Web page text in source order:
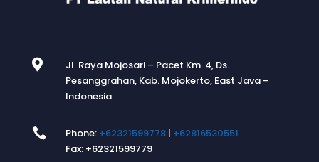

Jl. Raya Mojosari – Pacet Km. 4, Ds.
Pesanggrahan, Kab. Mojokerto, East Java –
Indonesia
 Phone: +62321599778| +62816530551
Fax: +62321599779